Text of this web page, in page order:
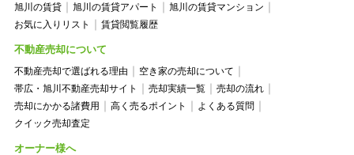
旭川の賃貸
旭川の賃貸アパート
旭川の賃貸マンション
お気に入りリスト
賃貸閲覧履歴
不動産売却について
不動産売却で選ばれる理由
空き家の売却について
帯広・旭川不動産売却サイト
売却実績一覧
売却の流れ
売却にかかる諸費用
高く売るポイント
よくある質問
クイック売却査定
オーナー様へ